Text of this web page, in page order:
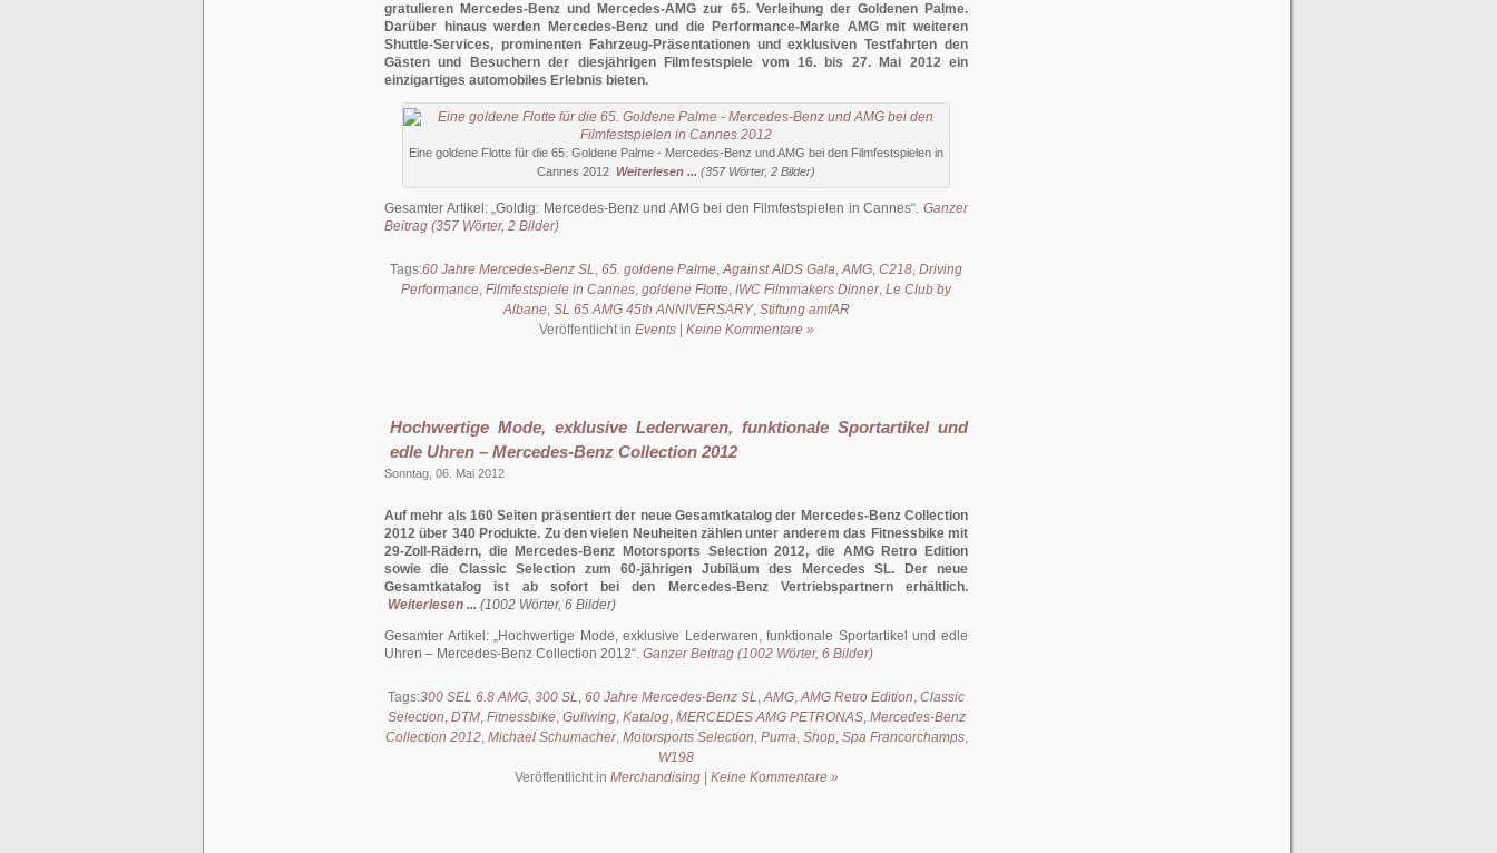
gratulieren Mercedes-Benz und Mercedes-AMG zur 65. Verleihung der Goldenen Palme.
Darüber hinaus werden Mercedes-Benz und die Performance-Marke AMG mit weiteren
Shuttle-Services, prominenten Fahrzeug-Präsentationen und exklusiven Testfahrten den
Gästen und Besuchern der diesjährigen Filmfestspiele vom 16. bis 27. Mai 2012 ein
einzigartiges automobiles Erlebnis bieten.
Eine goldene Flotte für die 65. Goldene Palme - Mercedes-Benz und AMG bei den Filmfestspielen in
Cannes 2012 Weiterlesen ... (357 Wörter, 2 Bilder)
Gesamter Artikel: Goldig: Mercedes-Benz und AMG bei den Filmfestspielen in Cannes .Ganzer
Beitrag (357 Wörter, 2 Bilder)
Tags:60 Jahre Mercedes-Benz SL, 65. goldene Palme,Against AIDS Gala,AMG, C218, Driving
Performance, Filmfestspiele in Cannes, goldene Flotte, IWC Filmmakers Dinner, Le Club by
Albane, SL 65 AMG 45th ANNIVERSARY, Stiftung amfAR
Veröffentlicht in Events| Keine Kommentare »
Hochwertige Mode, exklusive Lederwaren, funktionale Sportartikel und
edle Uhren – Mercedes-Benz Collection 2012
Sonntag, 06. Mai 2012
Auf mehr als 160 Seiten präsentiert der neue Gesamtkatalog der Mercedes-Benz Collection
2012 über 340 Produkte. Zu den vielen Neuheiten zählen unter anderem das Fitnessbike mit
29-Zoll-Rädern, die Mercedes-Benz Motorsports Selection 2012, die AMG Retro Edition
sowie die Classic Selection zum 60-jährigen Jubiläum des Mercedes SL. Der neue
Gesamtkatalog ist ab sofort bei den Mercedes-Benz Vertriebspartnern erhältlich.
Weiterlesen ... (1002 Wörter, 6 Bilder)
Gesamter Artikel: Hochwertige Mode, exklusive Lederwaren, funktionale Sportartikel und edle
Uhren – Mercedes-Benz Collection 2012 . Ganzer Beitrag (1002 Wörter, 6 Bilder)
Tags:300 SEL 6.8 AMG, 300 SL, 60 Jahre Mercedes-Benz SL,AMG,AMG Retro Edition, Classic
Selection, DTM, Fitnessbike, Gullwing, Katalog, MERCEDES AMG PETRONAS, Mercedes-Benz
Collection 2012, Michael Schumacher, Motorsports Selection, Puma, Shop, Spa Francorchamps,
W198
Veröffentlicht in Merchandising| Keine Kommentare »